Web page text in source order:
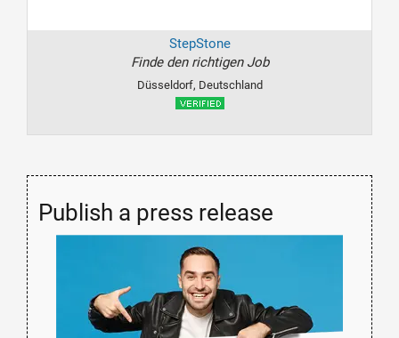
StepStone
Finde den richtigen Job
Düsseldorf, Deutschland
Publish a press release